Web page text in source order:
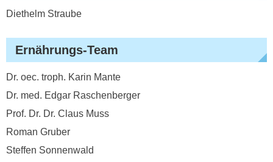
Diethelm Straube
Ernährungs-Team
Dr. oec. troph. Karin Mante
Dr. med. Edgar Raschenberger
Prof. Dr. Dr. Claus Muss
Roman Gruber
Steffen Sonnenwald